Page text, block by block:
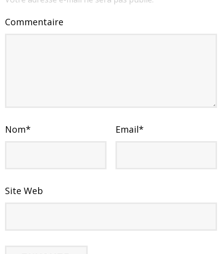
Commentaire
Nom* Email*
Site Web